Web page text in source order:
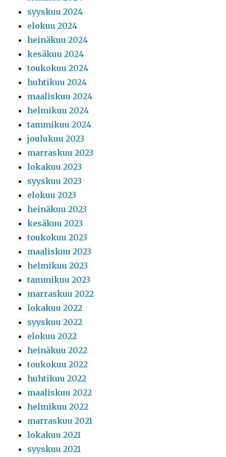
syyskuu 2024
elokuu 2024
heinäkuu 2024
kesäkuu 2024
toukokuu 2024
huhtikuu 2024
maaliskuu 2024
helmikuu 2024
tammikuu 2024
joulukuu 2023
marraskuu 2023
lokakuu 2023
syyskuu 2023
elokuu 2023
heinäkuu 2023
kesäkuu 2023
toukokuu 2023
maaliskuu 2023
helmikuu 2023
tammikuu 2023
marraskuu 2022
lokakuu 2022
syyskuu 2022
elokuu 2022
heinäkuu 2022
toukokuu 2022
huhtikuu 2022
maaliskuu 2022
helmikuu 2022
marraskuu 2021
lokakuu 2021
syyskuu 2021